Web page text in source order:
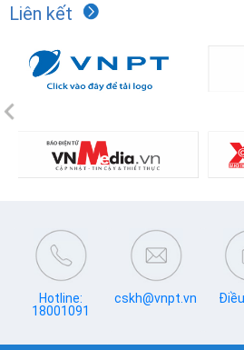
Liên kết
Previous
Hotline:
18001091
cskh@vnpt.vn